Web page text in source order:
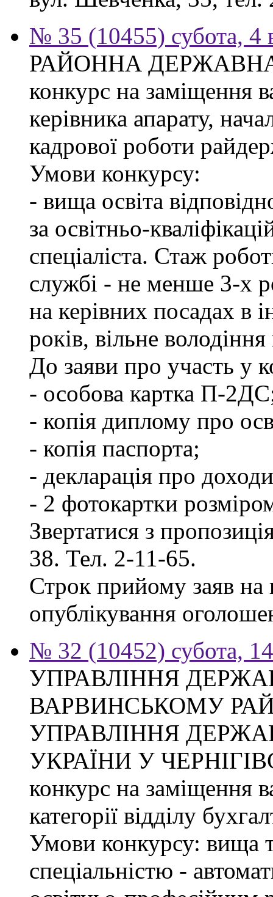
№ 35 (10455) субота, 4
РАЙОННА ДЕРЖАВНА
конкурс на заміщення
керівника апарату,
кадрової роботи
Умови конкурсу:
- вища освіта
за освітньо-
спеціаліста. Стаж
службі - не менше 3-х
на керівних посадах в
років, вільне
До заяви про участь у
- особова картка П-
- копія диплому про
- копія паспорта;
- декларація про
- 2 фотокартки
Звертатися з
38. Тел. 2-11-65.
Строк прийому заяв на
опублікування
№ 32 (10452) субота,
УПРАВЛІННЯ
ВАРВИНСЬКОМУ
УПРАВЛІННЯ
УКРАЇНИ У
конкурс на заміщення
категорії відділу
Умови конкурсу: вища
спеціальністю -